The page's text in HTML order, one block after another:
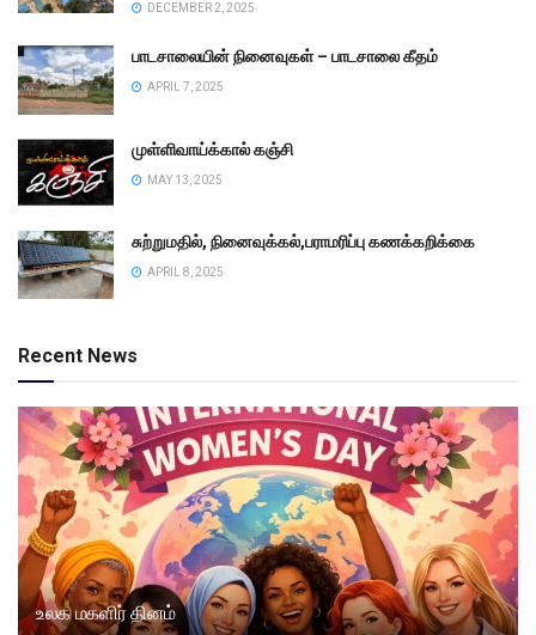
DECEMBER 2, 2025
பாடசாலையின் நினைவுகள் – பாடசாலை கீதம்
APRIL 7, 2025
முள்ளிவாய்க்கால் கஞ்சி
MAY 13, 2025
சுற்றுமதில், நினைவுக்கல்,பராமரிப்பு கணக்கறிக்கை
APRIL 8, 2025
Recent News
உலக மகளிர் தினம்